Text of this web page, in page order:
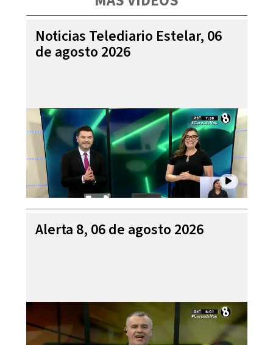
Noticias Telediario Estelar, 06
de agosto 2026
Alerta 8, 06 de agosto 2026